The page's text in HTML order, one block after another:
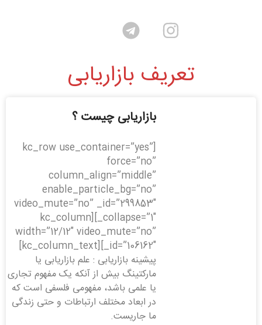
تعریف بازاریابی
بازاریابی چیست ؟
[kc_row use_container=”yes”
force=”no”
column_align=”middle”
enable_particle_bg=”no”
video_mute=”no” _id=”299853″
_collapse=”1″][kc_column
width=”12/12″ video_mute=”no”
_id=”106162″][kc_column_text]
پیشینه بازاریابی : علم بازاریابی یا
مارکتینگ بیش از آنکه یک مفهوم تجاری
یا علمی باشد، مفهومی فلسفی است که
در ابعاد مختلف ارتباطات و حتی زندگی
ما جاریست.